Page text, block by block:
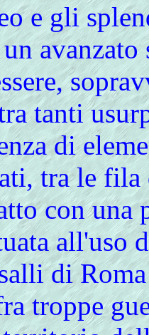
e gli
tanti
di
tra le fila
con una
all'uso
di
troppe